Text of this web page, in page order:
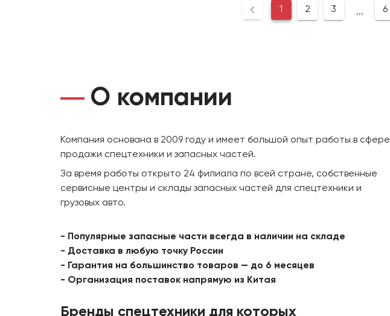
1 2 3 ... 6
О компании
Компания основана в 2009 году и имеет большой опыт работы в сфере
продажи спецтехники и запасных частей.
За время работы открыто 24 филиала по всей стране, собственные
сервисные центры и склады запасных частей для спецтехники и
грузовых авто.
- Популярные запасные части всегда в наличии на складе
- Доставка в любую точку России
- Гарантия на большинство товаров — до 6 месяцев
- Организация поставок напрямую из Китая
Бренды спецтехники для которых